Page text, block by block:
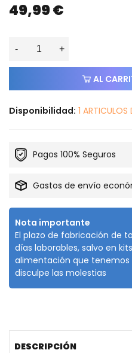
49,99 €
- +
AL
Disponibilidad: 1 ARTICULOS
Pagos 100% Seguros
Gastos de envío
Nota importante
El plazo de fabricación de
días laborables, salvo en
alimentación que tenemos
disculpe las molestias
DESCRIPCIÓN